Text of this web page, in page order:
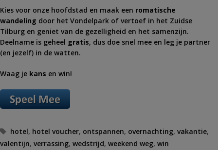
Kies voor onze hoofdstad en maak een romatische
wandeling door het Vondelpark of vertoef in het Zuidse
Tilburg en geniet van de gezelligheid en het samenzijn.
Deelname is geheel gratis, dus doe snel mee en leg je partner
(en jezelf) in de watten.
Waag je kans en win!
Tags
hotel, hotel voucher, ontspannen, overnachting,vakantie,
valentijn, verrassing, wedstrijd, weekend weg, win